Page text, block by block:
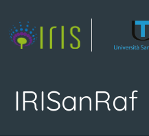
IRISanRaf